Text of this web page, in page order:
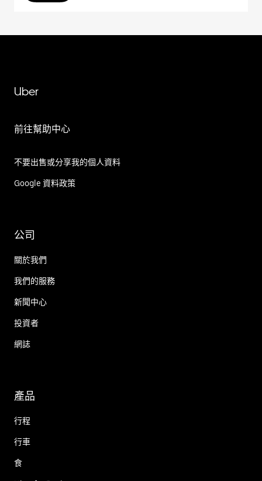
Uber
前往幫助中心
不要出售或分享我的個人資料
Google 資料政策
公司
關於我們
我們的服務
新聞中心
投資者
網誌
產品
行程
行車
食